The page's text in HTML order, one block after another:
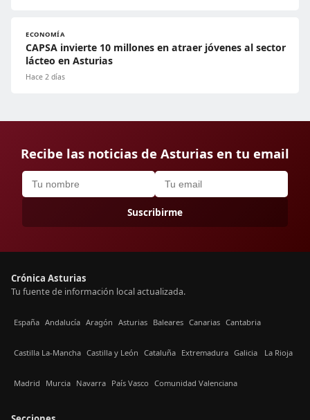
ECONOMÍA
CAPSA invierte 10 millones en atraer jóvenes al sector
lácteo en Asturias
Hace 2 días
Recibe las noticias de Asturias en tu email
Suscribirme
Crónica Asturias
Tu fuente de información local actualizada.
España Andalucía Aragón Asturias Baleares Canarias Cantabria
Castilla La-Mancha Castilla y León Cataluña Extremadura Galicia La Rioja
Madrid Murcia Navarra País Vasco Comunidad Valenciana